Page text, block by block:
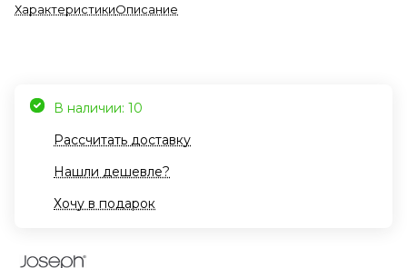
ХарактеристикиОписание
В наличии: 10
Рассчитать доставку
Нашли дешевле?
Хочу в подарок